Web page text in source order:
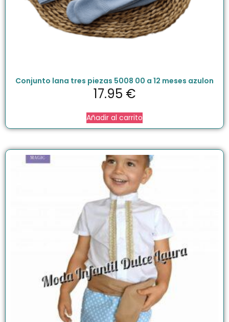
Conjunto lana tres piezas 5008 00 a 12 meses azulon
17.95 €
Añadir al carrito